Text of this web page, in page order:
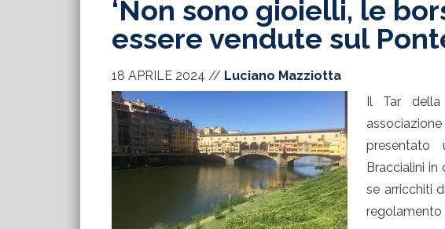
‘Non sono gioielli, le
essere vendute sul
18 APRILE 2024 // Luciano Mazziotta
Il Tar della
presentato
Braccialini
se arricchiti
regolamento